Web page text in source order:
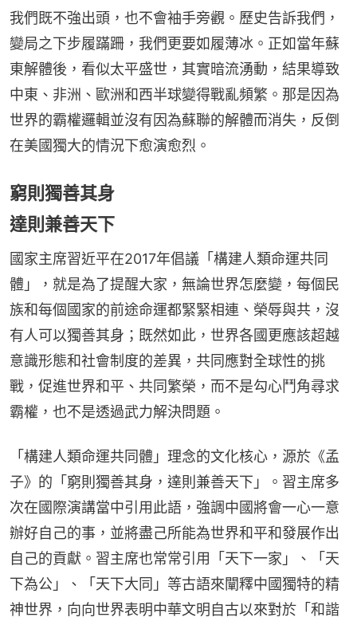
我們既不強出頭，也不會袖手旁觀。歷史告訴我們，
變局之下步履蹣跚，我們更要如履薄冰。正如當年蘇
東解體後，看似太平盛世，其實暗流湧動，結果導致
中東、非洲、歐洲和西半球變得戰亂頻繁。那是因為
世界的霸權邏輯並沒有因為蘇聯的解體而消失，反倒
在美國獨大的情況下愈演愈烈。
窮則獨善其身
達則兼善天下
國家主席習近平在2017年倡議「構建人類命運共同
體」，就是為了提醒大家，無論世界怎麼變，每個民
族和每個國家的前途命運都緊緊相連、榮辱與共，沒
有人可以獨善其身；既然如此，世界各國更應該超越
意識形態和社會制度的差異，共同應對全球性的挑
戰，促進世界和平、共同繁榮，而不是勾心鬥角尋求
霸權，也不是透過武力解決問題。
「構建人類命運共同體」理念的文化核心，源於《孟
子》的「窮則獨善其身，達則兼善天下」。習主席多
次在國際演講當中引用此語，強調中國將會一心一意
辦好自己的事，並將盡己所能為世界和平和發展作出
自己的貢獻。習主席也常常引用「天下一家」、「天
下為公」、「天下大同」等古語來闡釋中國獨特的精
神世界，向向世界表明中華文明自古以來對於「和諧